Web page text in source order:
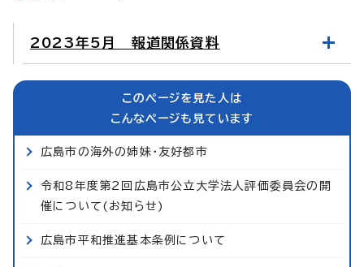
2023年5月 報道関係資料
このページを見た人は
こんなページも見ています
広島市の海外の姉妹・友好都市
令和8年度第2回広島市公立大学法人評価委員会の開
催について(お知らせ)
広島市平和推進基本条例について